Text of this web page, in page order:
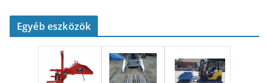
Egyéb eszközök